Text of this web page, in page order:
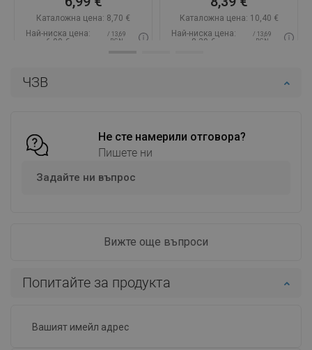
ЧЗВ
Не сте намерили отговора?
Пишете ни
Задайте ни въпрос
Вижте още въпроси
Попитайте за продукта
Каталожна цена: 8,70 €
Най-ниска цена:
6,99 €
/ 13,69
BGN
Добави в количката
Каталожна цена: 10,40 €
Най-ниска цена:
8,39 €
/ 13,69
BGN
Добави в количката